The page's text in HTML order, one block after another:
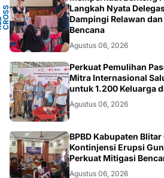
N
S
TY
Langkah Nyata
Dampingi Relawan
Bencana
Agustus 06, 2026
ACEH
Perkuat Pemulihan
Mitra Internasional
untuk 1.200 Keluarga
Agustus 06, 2026
BLITAR
BPBD Kabupaten
Kontinjensi Erupsi
Perkuat Mitigasi
Agustus 06, 2026